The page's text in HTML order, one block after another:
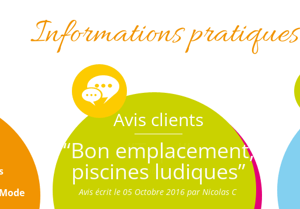
Informations pratiques
Avis clients
“Bon emplacement,
piscines ludiques”
Avis écrit le 05 Octobre 2016 par Nicolas C